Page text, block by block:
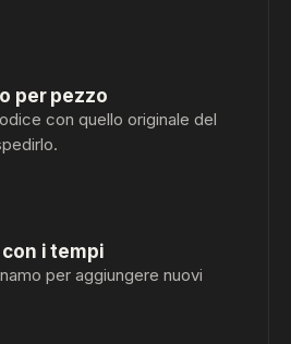
per pezzo
con quello originale del
i tempi
per aggiungere nuovi